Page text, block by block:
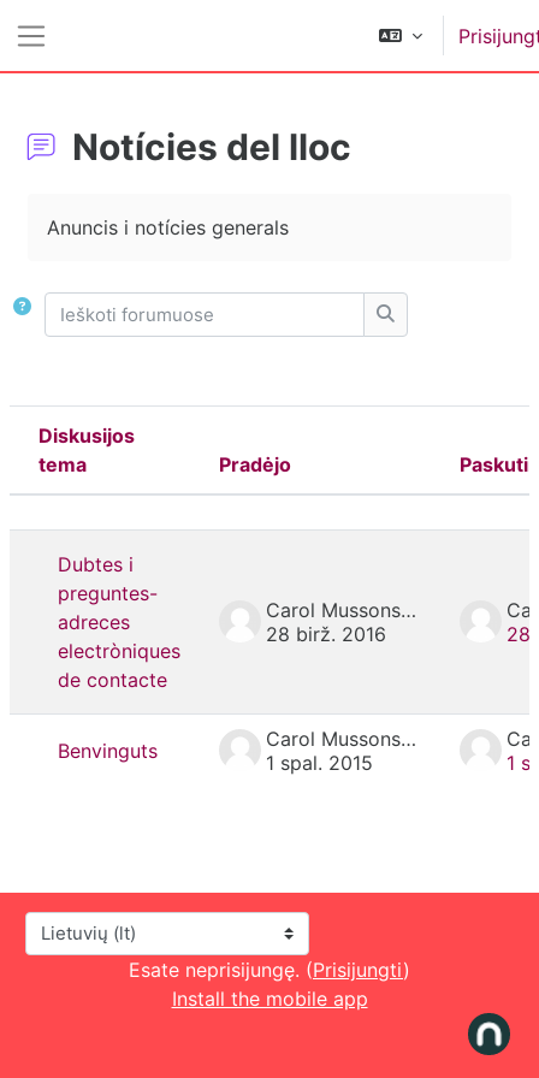
Notícies del lloc
Anuncis i notícies generals
Ieškoti forumuose
Ieškoti forumuose
Būsena
Diskusijos
tema
Pradėjo
Dubtes i
preguntes-
adreces
electròniques
de contacte
Carol Mussons Juncar
28 birž. 2016
28
Benvinguts
Carol Mussons Juncar
1 spal. 2015
1
Kalba
Esate neprisijungę. (Prisijungti)
Install the mobile app